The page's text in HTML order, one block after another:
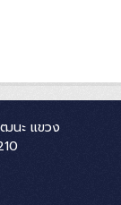
นะ แขวง